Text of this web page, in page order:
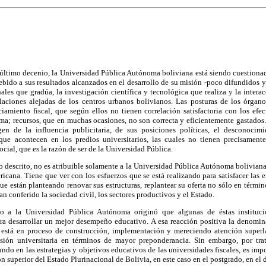
decenio, la Universidad Pública Autónoma boliviana está siendo
a sus resultados alcanzados en el desarrollo de su misión -poco difundidos
que gradúa, la investigación científica y tecnológica que realiza y la
alejadas de los centros urbanos bolivianos. Las posturas de los
fiscal, que según ellos no tienen correlación satisfactoria con los
recursos, que en muchas ocasiones, no son correcta y eficientemente
de la influencia publicitaria, de sus posiciones políticas, el
acontecen en los predios universitarios, las cuales no tienen
que es la razón de ser de la Universidad Pública.
descrito, no es atribuible solamente a la Universidad Pública Autónoma
Tiene que ver con los esfuerzos que se está realizando para satisfacer las
están planteando renovar sus estructuras, replantear su oferta no sólo en
conferido la sociedad civil, los sectores productivos y el Estado.
a la Universidad Pública Autónoma originó que algunas de éstas
desarrollar un mejor desempeño educativo. A esa reacción positiva la
en proceso de construcción, implementación y mereciendo atención
universitaria en términos de mayor preponderancia. Sin embargo, por
en las estrategias y objetivos educativos de las universidades fiscales, es
superior del Estado Plurinacional de Bolivia, en este caso en el postgrado, en el